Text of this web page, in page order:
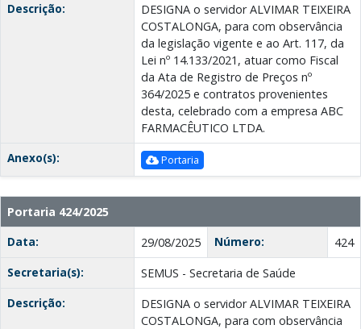
Descrição:
DESIGNA o servidor ALVIMAR TEIXEIRA
COSTALONGA, para com observância
da legislação vigente e ao Art. 117, da
Lei nº 14.133/2021, atuar como Fiscal
da Ata de Registro de Preços nº
364/2025 e contratos provenientes
desta, celebrado com a empresa ABC
FARMACÊUTICO LTDA.
Anexo(s):
Portaria
Portaria 424/2025
Data:
29/08/2025 Número:
424
Secretaria(s):
SEMUS - Secretaria de Saúde
Descrição:
DESIGNA o servidor ALVIMAR TEIXEIRA
COSTALONGA, para com observância